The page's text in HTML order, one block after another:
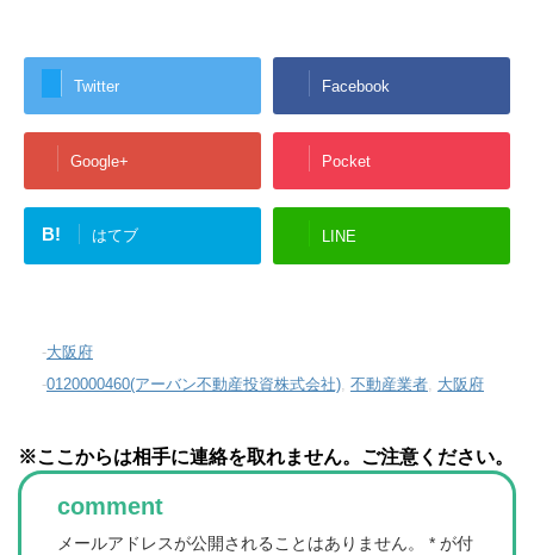
Twitter Facebook
Google+ Pocket
B! はてブ LINE
-大阪府
-0120000460(アーバン不動産投資株式会社) 不動産業者 大阪府
※ここからは相手に連絡を取れません。ご注意ください。
comment
メールアドレスが公開されることはありません。 * が付